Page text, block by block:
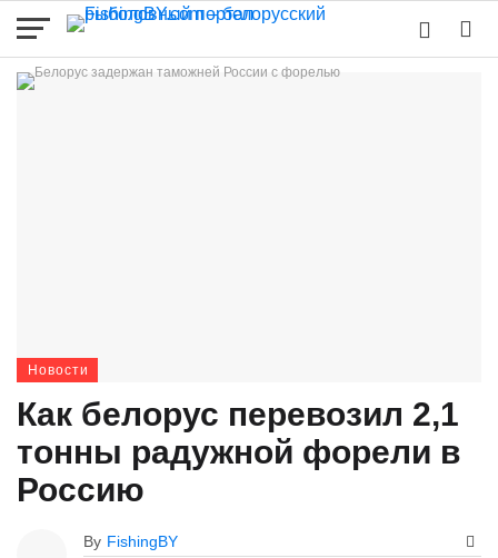
Новости
Как белорус перевозил 2,1
тонны радужной форели в
Россию
By FishingBY